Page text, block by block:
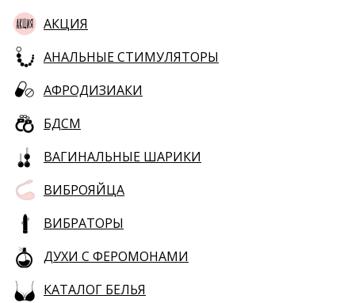
АКЦИЯ
АНАЛЬНЫЕ СТИМУЛЯТОРЫ
АФРОДИЗИАКИ
БДСМ
ВАГИНАЛЬНЫЕ ШАРИКИ
ВИБРОЯЙЦА
ВИБРАТОРЫ
ДУХИ С ФЕРОМОНАМИ
КАТАЛОГ БЕЛЬЯ